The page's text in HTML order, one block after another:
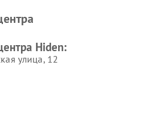
Hiden:
улица, 12